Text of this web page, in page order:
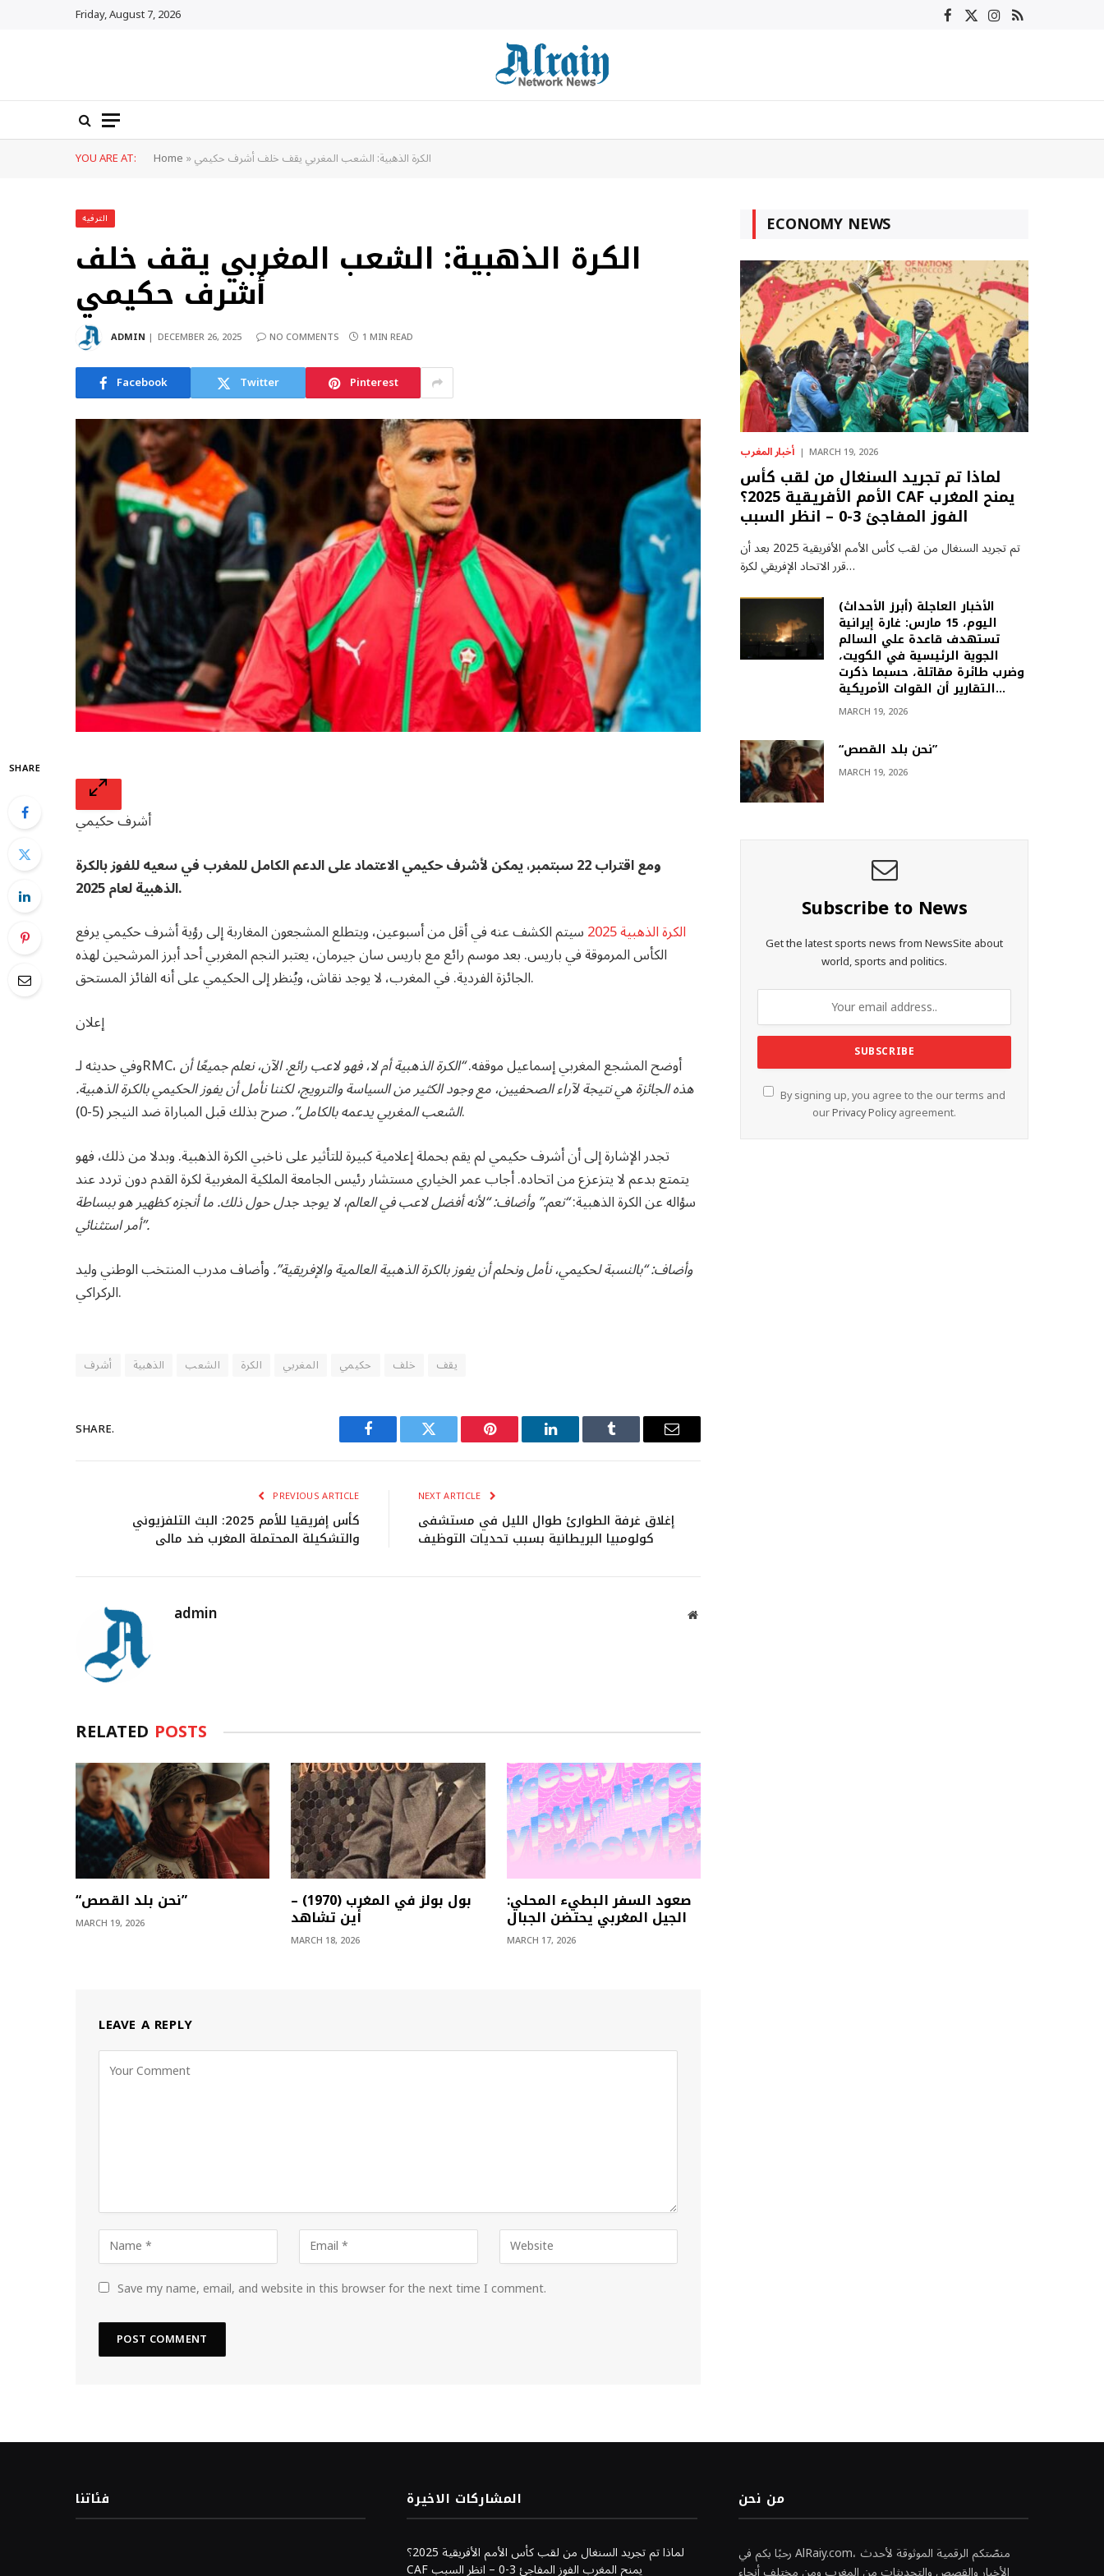
Friday, August 7, 2026 Facebook
X Instagram
RSS
YOU ARE AT: Home»الكرة الذهبية: الشعب المغربي يقف خلف أشرف حكيمي
الترفيه
الكرة الذهبية: الشعب المغربي يقف خلف
أشرف حكيمي
ADMIN DECEMBER 26, 2025 NO COMMENTS 1 MIN READ
Facebook Twitter Pinterest
SHARE
أشرف حكيمي
ومع اقتراب 22 سبتمبر، يمكن لأشرف حكيمي الاعتماد على الدعم الكامل للمغرب في سعيه للفوز بالكرة
الذهبية لعام 2025.
الكرة الذهبية 2025
سيتم الكشف عنه في أقل من أسبوعين، ويتطلع المشجعون المغاربة إلى رؤية أشرف حكيمي يرفع
الكأس المرموقة في باريس. بعد موسم رائع مع باريس سان جيرمان، يعتبر النجم المغربي أحد أبرز المرشحين لهذه
الجائزة الفردية. في المغرب، لا يوجد نقاش، ويُنظر إلى الحكيمي على أنه الفائز المستحق.
إعلان
وفي حديثه لـRMC، أوضح المشجع المغربي إسماعيل موقفه.“الكرة الذهبية أم لا، فهو لاعب رائع. الآن، نعلم جميعًا أن
هذه الجائزة هي نتيجة لآراء الصحفيين، مع وجود الكثير من السياسة والترويج، لكننا نأمل أن يفوز الحكيمي بالكرة الذهبية.
الشعب المغربي يدعمه بالكامل”.صرح بذلك قبل المباراة ضد النيجر (5-0).
تجدر الإشارة إلى أن أشرف حكيمي لم يقم بحملة إعلامية كبيرة للتأثير على ناخبي الكرة الذهبية. وبدلا من ذلك، فهو
يتمتع بدعم لا يتزعزع من اتحاده. أجاب عمر الخياري مستشار رئيس الجامعة الملكية المغربية لكرة القدم دون تردد عند
سؤاله عن الكرة الذهبية:“نعم.” وأضاف: “لأنه أفضل لاعب في العالم، لا يوجد جدل حول ذلك. ما أنجزه كظهير هو ببساطة
أمر استثنائي”.
وأضاف: “بالنسبة لحكيمي، نأمل ونحلم أن يفوز بالكرة الذهبية العالمية والإفريقية”.وأضاف مدرب المنتخب الوطني وليد
الركراكي.
أشرف الذهبية الشعب الكرة المغربي حكيمي خلف يقف
SHARE.
Facebook Twitter Pinterest LinkedIn Tumblr Email
PREVIOUS ARTICLE
كأس إفريقيا للأمم 2025: البث التلفزيوني
والتشكيلة المحتملة المغرب ضد مالي
NEXT ARTICLE
إغلاق غرفة الطوارئ طوال الليل في مستشفى
كولومبيا البريطانية بسبب تحديات التوظيف
admin Website
RELATED POSTS
“نحن بلد القصص”
MARCH 19, 2026
بول بولز في المغرب (1970) –
أين تشاهد
MARCH 18, 2026
صعود السفر البطيء المحلي:
الجيل المغربي يحتضن الجبال
MARCH 17, 2026
LEAVE A REPLY
Save my name, email, and website in this browser for the next time I comment.
ECONOMY NEWS
أخبار المغرب MARCH 19, 2026
لماذا تم تجريد السنغال من لقب كأس
الأمم الأفريقية 2025؟ CAF يمنح المغرب
الفوز المفاجئ 3-0 – انظر السبب
تم تجريد السنغال من لقب كأس الأمم الأفريقية 2025 بعد أن
قرر الاتحاد الإفريقي لكرة…
(أبرز الأحداث) الأخبار العاجلة
اليوم، 15 مارس: غارة إيرانية
تستهدف قاعدة علي السالم
الجوية الرئيسية في الكويت،
وضرب طائرة مقاتلة، حسبما ذكرت
التقارير أن القوات الأمريكية…
MARCH 19, 2026
“نحن بلد القصص”
MARCH 19, 2026
Subscribe to News
Get the latest sports news from NewsSite about
world, sports and politics.
By signing up, you agree to the our terms and
ourPrivacy Policyagreement.
فئاتنا المشاركات الاخيرة
لماذا تم تجريد السنغال من لقب كأس الأمم الأفريقية 2025؟
CAF يمنح المغرب الفوز المفاجئ 3-0 – انظر السبب
من نحن
رحبًا بكم في AlRaiy.com، منصّتكم الرقمية الموثوقة لأحدث